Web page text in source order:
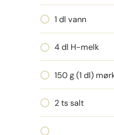
1 dl vann
4 dl H-melk
150 g (1 dl)
2 ts salt